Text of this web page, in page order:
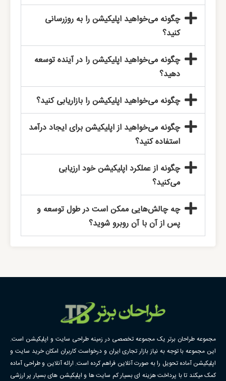
چگونه می‌خواهید اپلیکیشن را به روزرسانی
کنید؟
چگونه می‌خواهید اپلیکیشن را در آینده توسعه
دهید؟
چگونه می‌خواهید اپلیکیشن را بازاریابی کنید؟
چگونه می‌خواهید از اپلیکیشن برای ایجاد درآمد
استفاده کنید؟
چگونه از عملکرد اپلیکیشن خود ارزیابی
می‌کنید؟
چه چالش‌هایی ممکن است در طول توسعه و
پس از آن با آن روبرو شوید؟
مجموعه طراحان برتر یک مجموعه تخصصی در زمینه طراحی سایت و اپلیکیشن است.
این مجموعه با توجه به نیاز بازار تجاری ایران و درخواست کاربران امکان خرید سایت و
اپلیکیشن آماده تحویل را به صورت آنلاین فراهم کرده است. ارائه آنلاین و طراحی آماده
کمک میکند تا با پرداخت هزینه ای بسیار کم سایت ها و اپلیکیشن های بسیار پر ارزشی